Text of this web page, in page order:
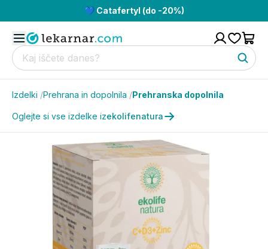
💙 Catafertyl (do -20%)
Izdelki /Prehrana in dopolnila /Prehranska dopolnila
Oglejte si vse izdelke izekolifenatura